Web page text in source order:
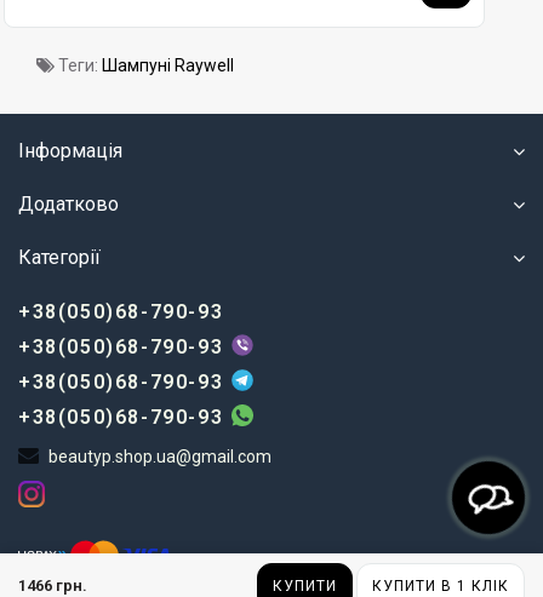
1466 грн. КУПИТИ КУПИТИ В 1 КЛІК
Теги: Шампуні Raywell
Інформація
Додатково
Категорії
+38(050)68-790-93
+38(050)68-790-93
+38(050)68-790-93
+38(050)68-790-93
beautyp.shop.ua@gmail.com